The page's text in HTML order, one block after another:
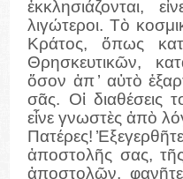
ἐκκλησιάζονται,
λιγώτεροι. Τὸ
Κράτος, ὅπως
Θρησκευτικῶν,
ὅσον ἀπ ̓ αὐτὸ
σᾶς. Οἱ διαθέσεις
εἶνε γνωστὲς ἀπὸ
Πατέρες!
ἀποστολῆς σας,
ἀποστολῶν,